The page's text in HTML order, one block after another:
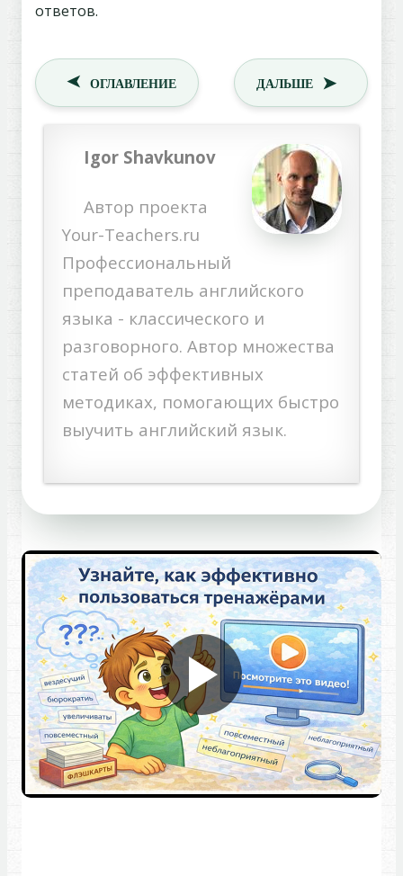
ответов.
➤ ОГЛАВЛЕНИЕ ДАЛЬШЕ ➤
Igor Shavkunov
Автор проекта
Your-Teachers.ru
Профессиональный
преподаватель английского
языка - классического и
разговорного. Автор множества
статей об эффективных
методиках, помогающих быстро
выучить английский язык.